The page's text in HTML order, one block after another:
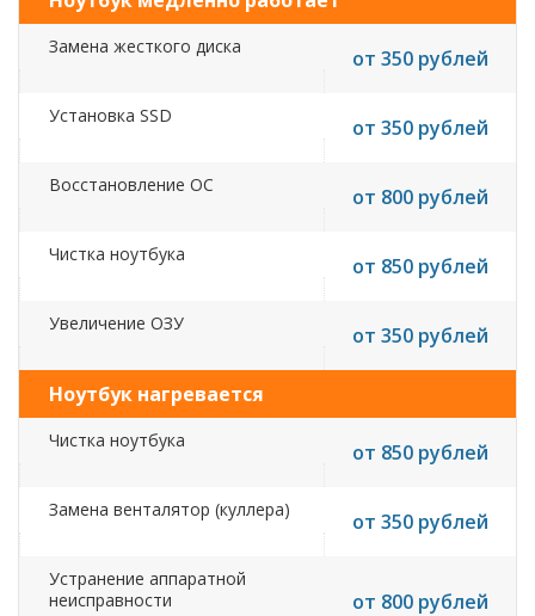
Замена жесткого диска от 350 рублей
Установка SSD от 350 рублей
Восстановление ОС от 800 рублей
Чистка ноутбука от 850 рублей
Увеличение ОЗУ от 350 рублей
Ноутбук нагревается
Чистка ноутбука от 850 рублей
Замена венталятор (куллера) от 350 рублей
Устранение аппаратной
неисправности
от 800 рублей